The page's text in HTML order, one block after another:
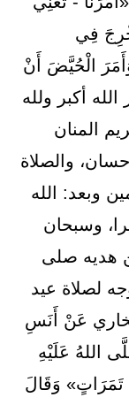
فِي
وَأَمَرَ الْحُيَّضَ أَنْ
أكبر ولله
المنان
والصلاة
وبعد: الله
وسبحان
هديه صلى
لصلاة عيد
عَنْ أَنَسِ
اللهُ عَلَيْهِ
تَمَرَاتٍ» وَقَالَ